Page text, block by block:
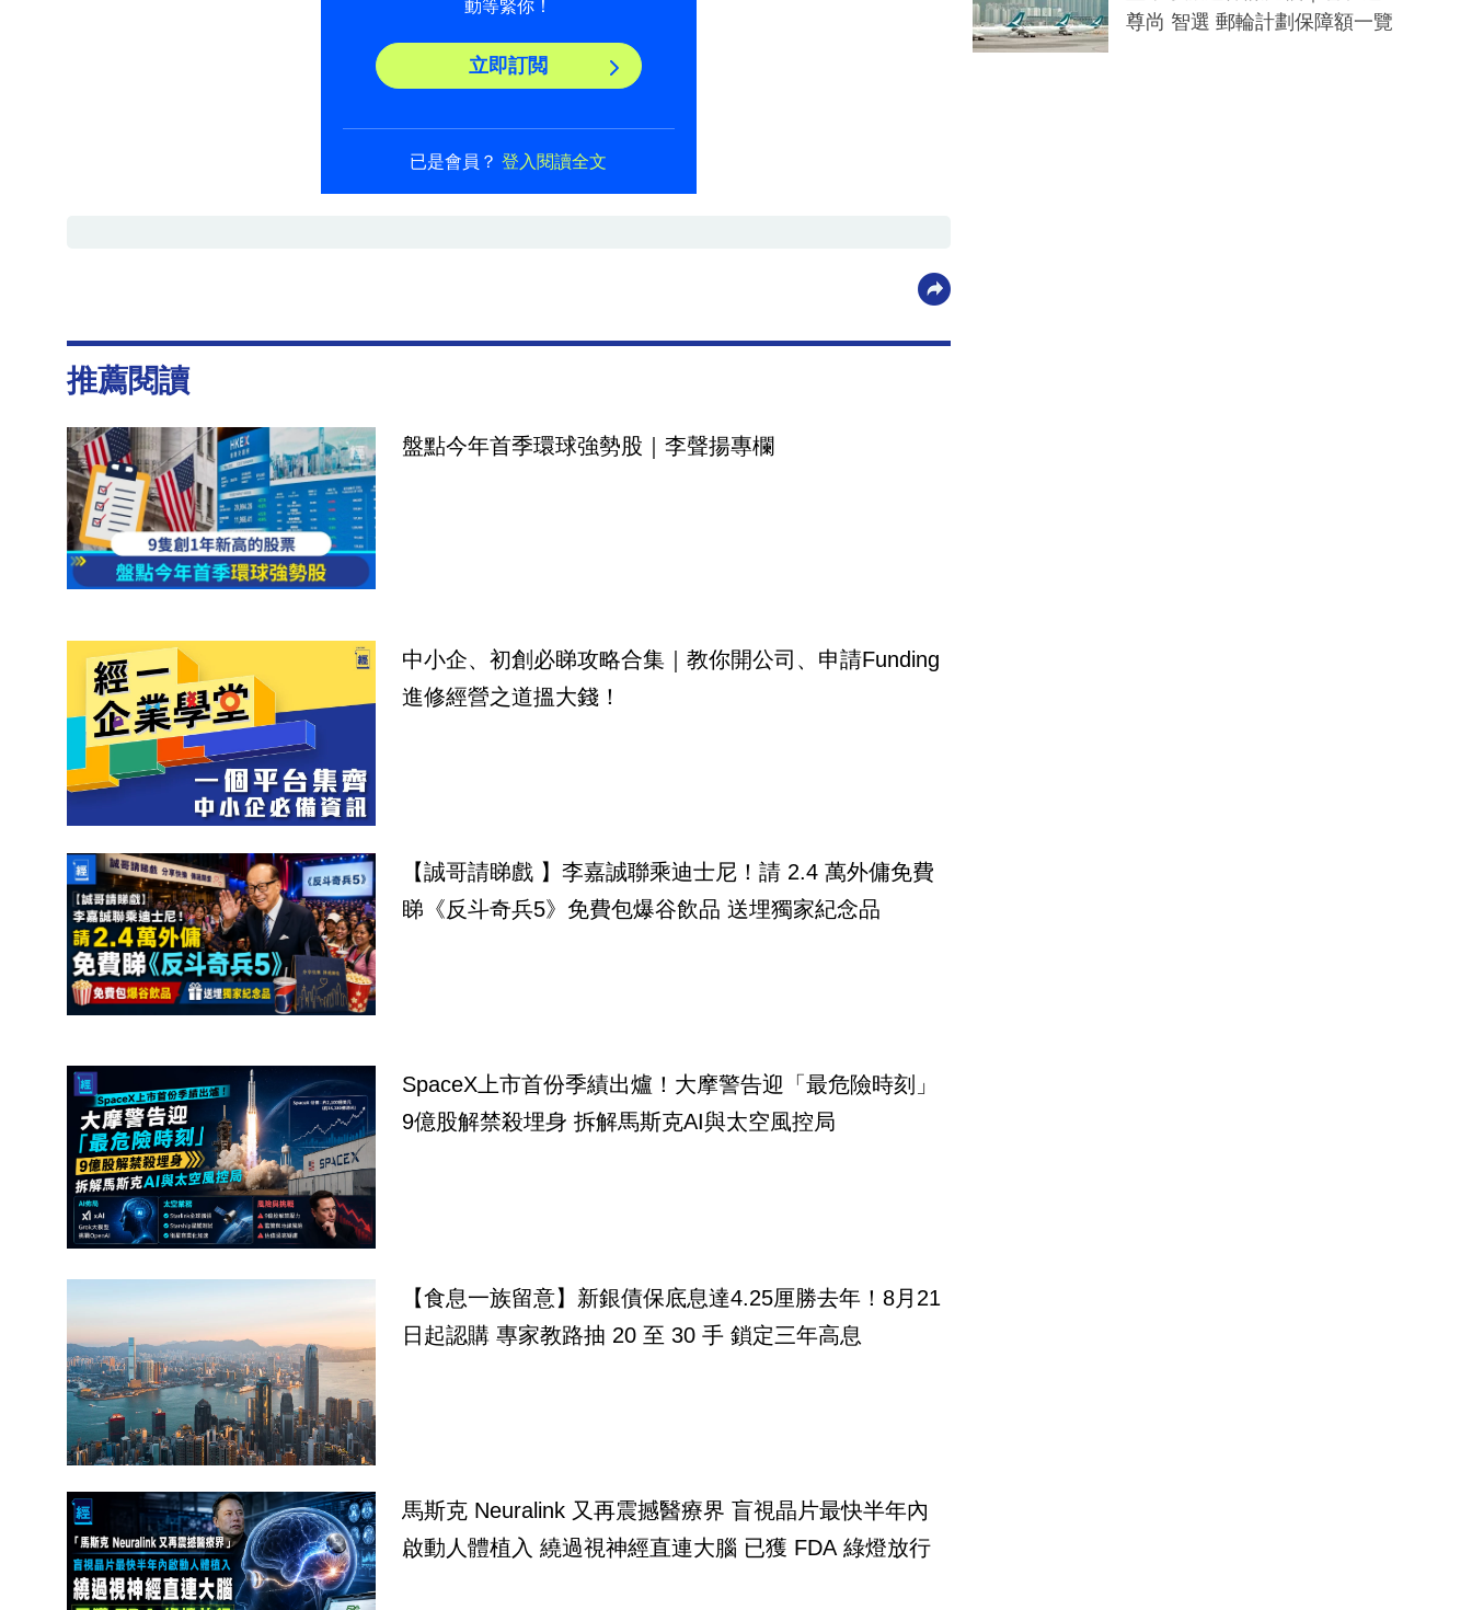
動等緊你！
立即訂閲
已是會員？登入閱讀全文
推薦閱讀
盤點今年首季環球強勢股｜李聲揚專欄
中小企、初創必睇攻略合集｜教你開公司、申請Funding
進修經營之道搵大錢！
【誠哥請睇戲 】李嘉誠聯乘迪士尼！請 2.4 萬外傭免費
睇《反斗奇兵5》免費包爆谷飲品 送埋獨家紀念品
SpaceX上市首份季績出爐！大摩警告迎「最危險時刻」
9億股解禁殺埋身 拆解馬斯克AI與太空風控局
【食息一族留意】新銀債保底息達4.25厘勝去年！8月21
日起認購 專家教路抽 20 至 30 手 鎖定三年高息
馬斯克 Neuralink 又再震撼醫療界 盲視晶片最快半年內
啟動人體植入 繞過視神經直連大腦 已獲 FDA 綠燈放行
尊尚 智選 郵輪計劃保障額一覽